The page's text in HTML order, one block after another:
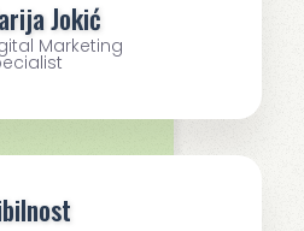
Jokić
Marketing